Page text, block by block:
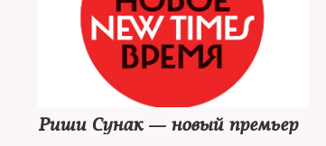
Риши Сунак — новый премьер